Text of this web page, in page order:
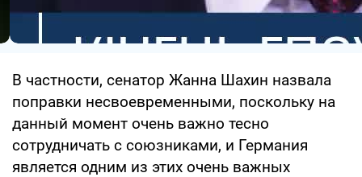
В частности, сенатор Жанна Шахин назвала
поправки несвоевременными, поскольку на
данный момент очень важно тесно
сотрудничать с союзниками, и Германия
является одним из этих очень важных